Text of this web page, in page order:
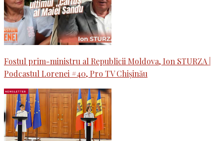
Fostul prim-ministru al Republicii Moldova, Ion STURZA |
Podcastul Lorenei #40, Pro TV Chișinău